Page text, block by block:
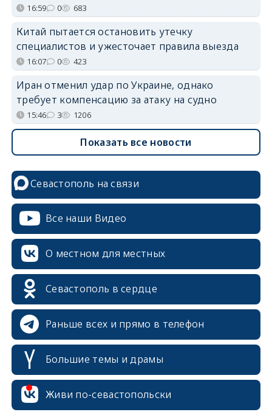
16:59 0 683
Китай пытается остановить утечку
специалистов и ужесточает правила выезда
16:07 0 423
Иран отменил удар по Украине, однако
требует компенсацию за атаку на судно
15:46 3 1206
Показать все новости
Севастополь на связи
Все наши Видео
О местном для местных
Севастополь в сердце
Раньше всех и прямо в телефон
Большие темы и драмы
Живи по-севастопольски